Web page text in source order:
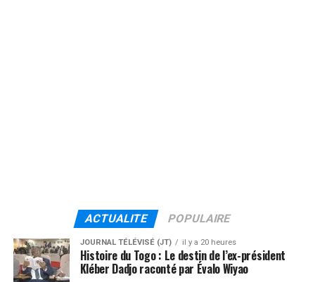
ACTUALITE POPULAIRE
JOURNAL TÉLÉVISÉ (JT) il y a 20 heures
Histoire du Togo : Le destin de l’ex-président
Kléber Dadjo raconté par Évalo Wiyao